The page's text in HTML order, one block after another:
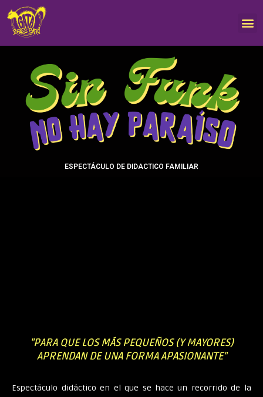
ESPECTÁCULO DE DIDACTICO FAMILIAR
"PARA QUE LOS MÁS PEQUEÑOS (Y MAYORES)
APRENDAN DE UNA FORMA APASIONANTE"
Espectáculo didáctico en el que se hace un recorrido de la